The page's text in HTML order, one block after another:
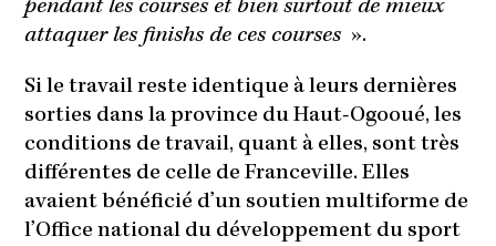
pendant les courses et bien surtout de mieux
attaquer les finishs de ces courses ».
Si le travail reste identique à leurs dernières
sorties dans la province du Haut-Ogooué, les
conditions de travail, quant à elles, sont très
différentes de celle de Franceville. Elles
avaient bénéficié d’un soutien multiforme de
l’Office national du développement du sport